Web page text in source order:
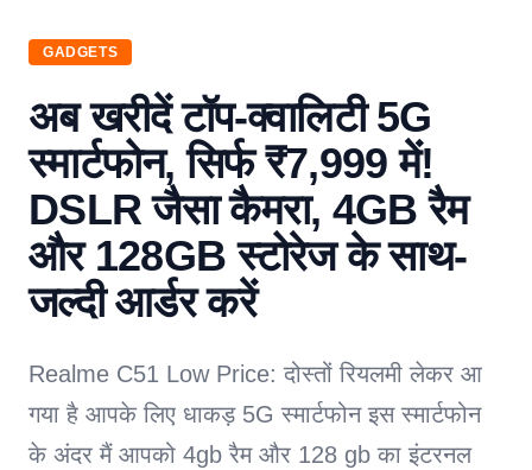
Navjagran
GADGETS
अब खरीदें टॉप-क्वालिटी 5G
स्मार्टफोन, सिर्फ ₹7,999 में!
DSLR जैसा कैमरा, 4GB रैम
और 128GB स्टोरेज के साथ-
जल्दी आर्डर करें
Realme C51 Low Price: दोस्तों रियलमी लेकर आ
गया है आपके लिए धाकड़ 5G स्मार्टफोन इस स्मार्टफोन
के अंदर मैं आपको 4gb रैम और 128 gb का इंटरनल